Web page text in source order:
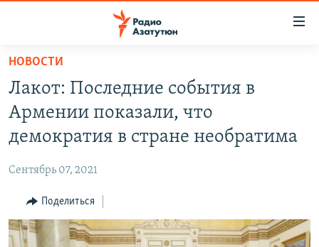
Перейти
основному
содержанию
Перейти
основной
навигации
Перейти
поиску
ПОЛИТИКА
ЭКОНОМИКА
РЕГИОН
НАГОРНЫЙ КАРАБАХ
НОВОСТИ
Лакот: Последние события в
Армении показали, что
демократия в стране необратима
Сентябрь 07, 2021
Поделиться